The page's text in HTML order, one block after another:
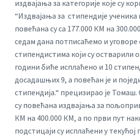
издвајања за категорије које су
“Издвајања за стипендије ученика
повећана су са 177.000 КМ на
седам дана потписаћемо и уговоре
стипендистима који су остварили
години биће исплаћено и 10
досадашњих 9, а повећан је и
стипендија.“ прецизирао је Томаш.
су повећана издвајања за
КМ на 400.000 КМ, а по први пут
подстицаји су исплаћени у